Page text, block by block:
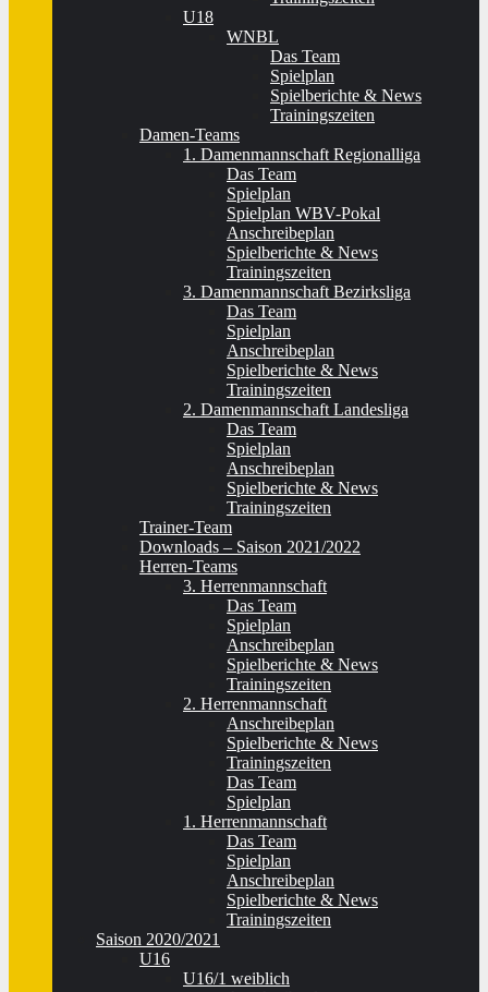
U18
WNBL
Das Team
Spielplan
Spielberichte & News
Trainingszeiten
Damen-Teams
1. Damenmannschaft Regionalliga
Das Team
Spielplan
Spielplan WBV-Pokal
Anschreibeplan
Spielberichte & News
Trainingszeiten
3. Damenmannschaft Bezirksliga
Das Team
Spielplan
Anschreibeplan
Spielberichte & News
Trainingszeiten
2. Damenmannschaft Landesliga
Das Team
Spielplan
Anschreibeplan
Spielberichte & News
Trainingszeiten
Trainer-Team
Downloads – Saison 2021/2022
Herren-Teams
3. Herrenmannschaft
Das Team
Spielplan
Anschreibeplan
Spielberichte & News
Trainingszeiten
2. Herrenmannschaft
Anschreibeplan
Spielberichte & News
Trainingszeiten
Das Team
Spielplan
1. Herrenmannschaft
Das Team
Spielplan
Anschreibeplan
Spielberichte & News
Trainingszeiten
Saison 2020/2021
U16
U16/1 weiblich